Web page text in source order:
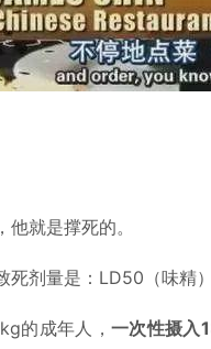
就是撑死的。
死剂量是：LD50（味精
的成年人， 一次性摄入